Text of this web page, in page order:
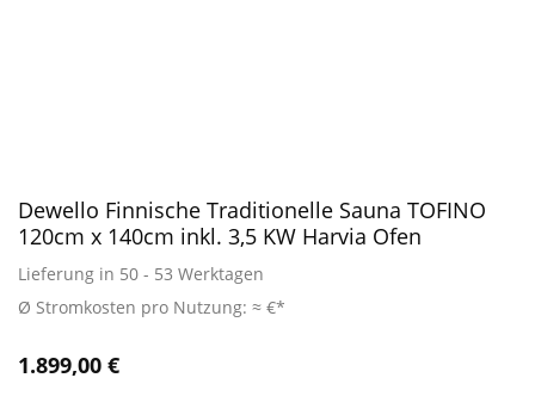
Dewello Finnische Traditionelle Sauna TOFINO
120cm x 140cm inkl. 3,5 KW Harvia Ofen
Lieferung in 50 - 53 Werktagen
Ø Stromkosten pro Nutzung: ≈ €*
1.899,00 €